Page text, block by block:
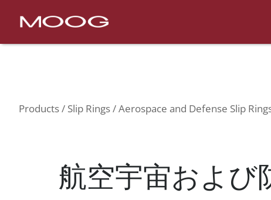
Nav Products Slip Rings
Products Slip Rings Aerospace and Defense Slip
航空宇宙および